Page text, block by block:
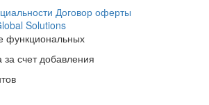
Договор оферты
Solutions
функциональных
за счет добавления